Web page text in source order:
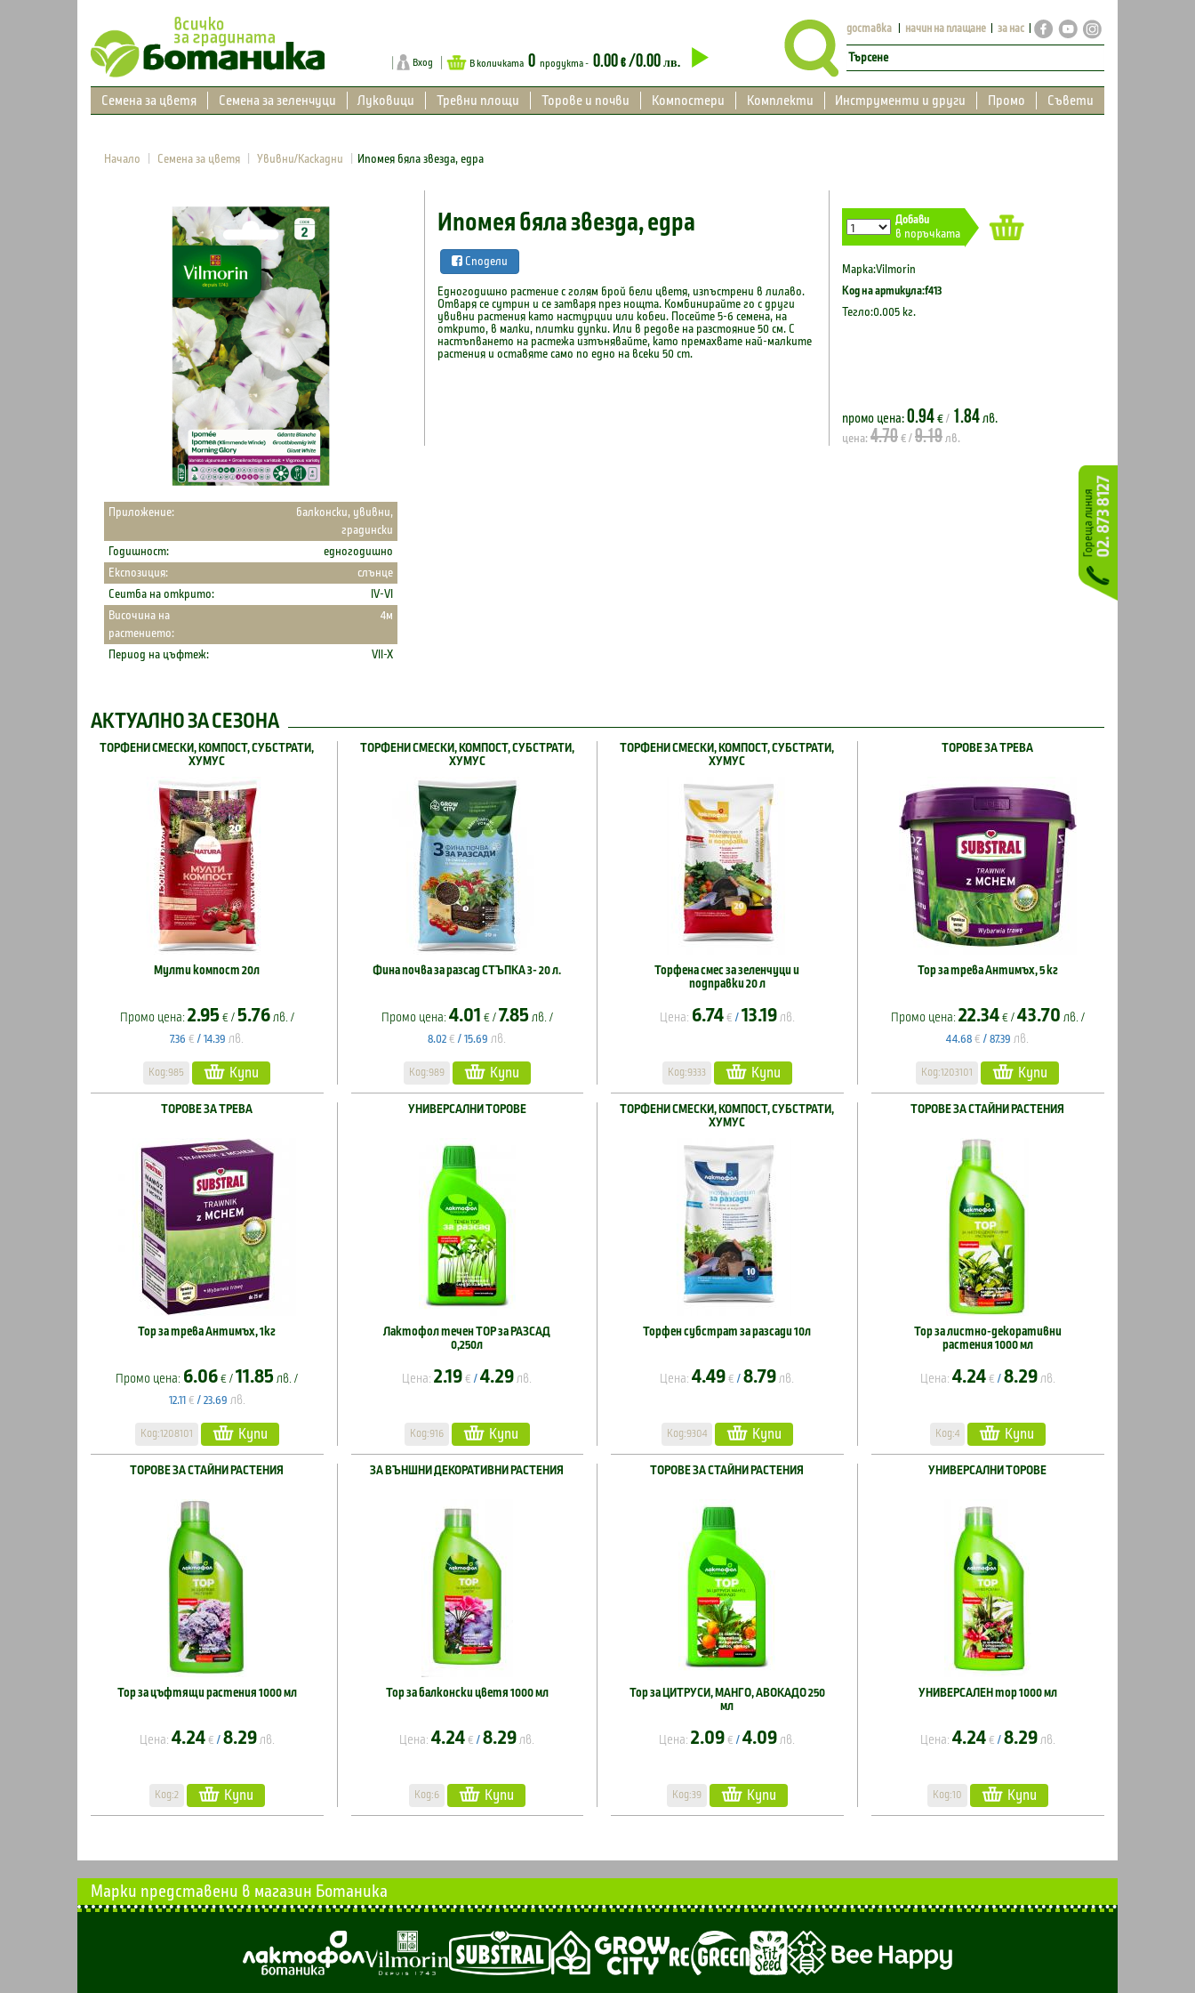
Вход В количката 0 продукта - 0.00€/0.00лв.
доставка начин на плащане за нас
Семена за цветя Семена за зеленчуци Луковици Тревни площи Торове и почви Компостери Комплекти Инструменти и други Промо Съвети
Начало Семена за цветя Увивни/Каскадни Ипомея бяла звезда, едра
Приложение:
балконски, увивни,
градински
Годишност:
едногодишно
Експозиция:
слънце
Сеитба на открито:
IV-VI
Височина на
растението:
4м
Период на цъфтеж: VII-X
Ипомея бяла звезда, едра
Сподели
Едногодишно растение с голям брой бели цветя, изпъстрени в лилаво.
Отваря се сутрин и се затваря през нощта. Комбинирайте го с други
увивни растения като настурции или кобеи. Посейте 5-6 семена, на
открито, в малки, плитки дупки. Или в редове на разстояние 50 см. С
настъпването на растежа изтънявайте, като премахвате най-малките
растения и оставяте само по едно на всеки 50 cm.
Добави
в поръчката
Марка:Vilmorin
Код на артикула:f413
Тегло:0.005 кг.
промо цена: 0.94 € / 1.84 лв.
цена: 4.70 € / 9.19 лв.
АКТУАЛНО ЗА СЕЗОНА
ТОРФЕНИ СМЕСКИ, КОМПОСТ, СУБСТРАТИ,
ХУМУС
Мулти компост 20л
Промо цена: 2.95 € / 5.76 лв. /
7.36 € /14.39 лв.
Код:985 Купи
ТОРФЕНИ СМЕСКИ, КОМПОСТ, СУБСТРАТИ,
ХУМУС
Фина почва за разсад СТЪПКА 3- 20 л.
Промо цена: 4.01 € / 7.85 лв. /
8.02 € /15.69 лв.
Код:989 Купи
ТОРФЕНИ СМЕСКИ, КОМПОСТ, СУБСТРАТИ,
ХУМУС
Торфена смес за зеленчуци и
подправки 20 л
Цена: 6.74 € / 13.19 лв.
Код:9333 Купи
ТОРОВЕ ЗА ТРЕВА
Тор за трева Антимъх, 5 кг
Промо цена: 22.34 € / 43.70 лв. /
44.68 € /87.39 лв.
Код:1203101 Купи
ТОРОВЕ ЗА ТРЕВА
Тор за трева Антимъх, 1кг
Промо цена: 6.06 € / 11.85 лв. /
12.11 € / 23.69 лв.
Код:1208101 Купи
УНИВЕРСАЛНИ ТОРОВЕ
Лактофол течен ТОР за РАЗСАД
0,250л
Цена: 2.19 € /4.29 лв.
Код:916 Купи
ТОРФЕНИ СМЕСКИ, КОМПОСТ, СУБСТРАТИ,
ХУМУС
Торфен субстрат за разсади 10л
Цена: 4.49 € /8.79 лв.
Код:9304 Купи
ТОРОВЕ ЗА СТАЙНИ РАСТЕНИЯ
Тор за листно-декоративни
растения 1000 мл
Цена: 4.24 € / 8.29 лв.
Код:4 Купи
ТОРОВЕ ЗА СТАЙНИ РАСТЕНИЯ
Тор за цъфтящи растения 1000 мл
Цена: 4.24 € / 8.29 лв.
Код:2 Купи
ЗА ВЪНШНИ ДЕКОРАТИВНИ РАСТЕНИЯ
Тор за балконски цветя 1000 мл
Цена: 4.24 € /8.29 лв.
Код:6 Купи
ТОРОВЕ ЗА СТАЙНИ РАСТЕНИЯ
Тор за ЦИТРУСИ, МАНГО, АВОКАДО 250
мл
Цена: 2.09 € /4.09 лв.
Код:39 Купи
УНИВЕРСАЛНИ ТОРОВЕ
УНИВЕРСАЛЕН тор 1000 мл
Цена: 4.24 € / 8.29 лв.
Код:10 Купи
Марки представени в магазин Ботаника